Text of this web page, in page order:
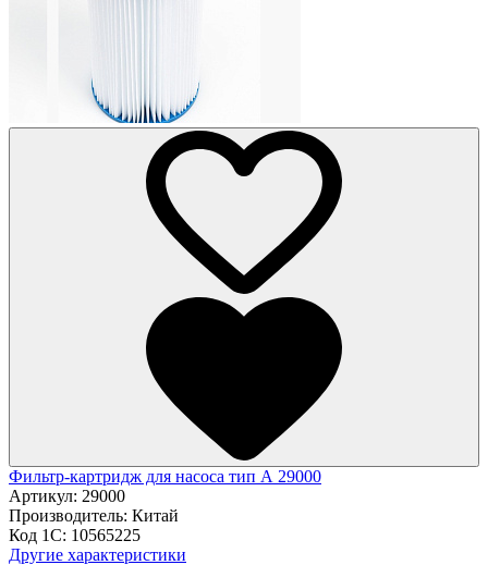
Фильтр-картридж для насоса тип А 29000
Артикул: 29000
Производитель: Китай
Код 1С: 10565225
Другие характеристики